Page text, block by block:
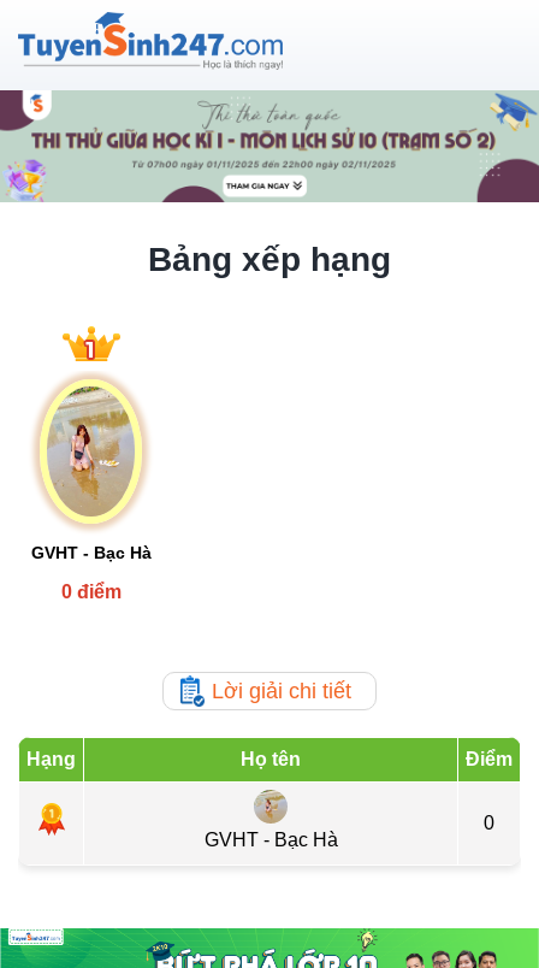
Bảng xếp hạng
GVHT - Bạc Hà
0 điểm
Lời giải chi tiết
Hạng Họ tên Điểm
GVHT - Bạc Hà
0